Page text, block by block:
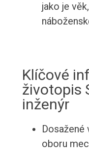
jako je
Klíčové
životopis
inženýr
oboru